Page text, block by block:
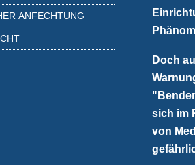
Doch
sich im
von
ANFECHTUNG